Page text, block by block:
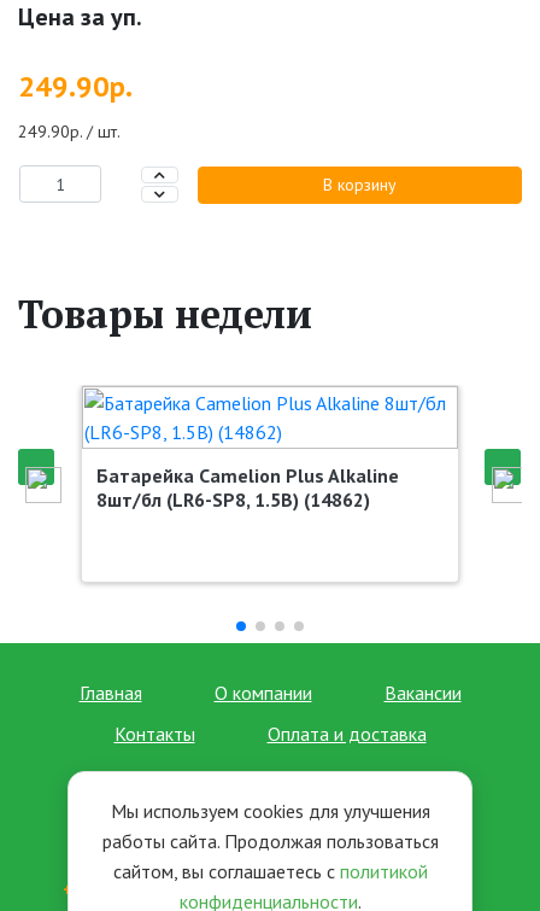
Мы используем cookies для улучшения
работы сайта. Продолжая пользоваться
сайтом, вы соглашаетесь с политикой
конфиденциальности.
Цена за уп.
249.90р.
249.90р. / шт.
В корзину
Товары недели
Батарейка Camelion Plus Alkaline
8шт/бл (LR6-SP8, 1.5В) (14862)
Главная О компании
Вакансии
Контакты
Оплата и доставка
Отзывы
Новости
+7 (495) 963-35-02